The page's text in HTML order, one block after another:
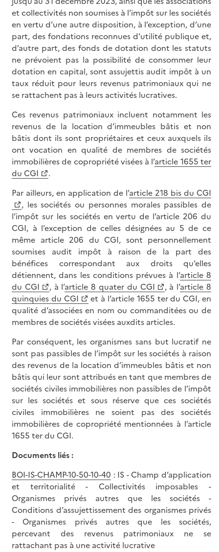
et collectivités non soumises à l’impôt sur les sociétés
en vertu d’une autre disposition, à l’exception, d’une
part, des fondations reconnues d’utilité publique et,
d’autre part, des fonds de dotation dont les statuts
ne prévoient pas la possibilité de consommer leur
dotation en capital, sont assujettis audit impôt à un
taux réduit pour leurs revenus patrimoniaux qui ne
se rattachent pas à leurs activités lucratives.
Ces revenus patrimoniaux incluent notamment les
revenus de la location d’immeubles bâtis et non
bâtis dont ils sont propriétaires et ceux auxquels ils
ont vocation en qualité de membres de sociétés
immobilières de copropriété visées à l’article 1655 ter
du CGI
.
Par ailleurs, en application de l’article 218 bis du CGI
, les sociétés ou personnes morales passibles de
l’impôt sur les sociétés en vertu de l’article 206 du
CGI, à l’exception de celles désignées au 5 de ce
même article 206 du CGI, sont personnellement
soumises audit impôt à raison de la part des
bénéfices correspondant aux droits qu’elles
détiennent, dans les conditions prévues à l’article 8
du CGI
, à l’article 8 quater du CGI , à l’article 8
quinquies du CGI
et à l’article 1655 ter du CGI, en
qualité d’associées en nom ou commanditées ou de
membres de sociétés visées auxdits articles.
Par conséquent, les organismes sans but lucratif ne
sont pas passibles de l’impôt sur les sociétés à raison
des revenus de la location d’immeubles bâtis et non
bâtis qui leur sont attribués en tant que membres de
sociétés civiles immobilières non passibles de l’impôt
sur les sociétés et sous réserve que ces sociétés
civiles immobilières ne soient pas des sociétés
immobilières de copropriété mentionnées à l’article
1655 ter du CGI.
Documents liés :
BOI-IS-CHAMP-10-50-10-40 : IS - Champ d’application
et territorialité - Collectivités imposables -
Organismes privés autres que les sociétés -
Conditions d’assujettissement des organismes privés
- Organismes privés autres que les sociétés,
percevant des revenus patrimoniaux ne se
rattachant pas à une activité lucrative